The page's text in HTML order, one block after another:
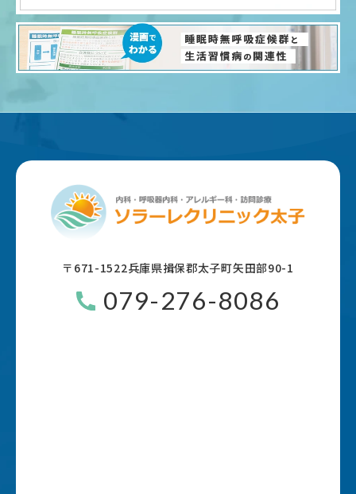
〒671-1522兵庫県揖保郡太子町矢田部90-1
079-276-8086